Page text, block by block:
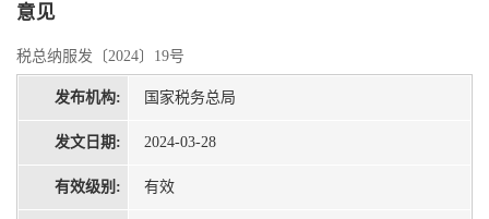
意见
税总纳服发〔2024〕19号
发布机构: 国家税务总局
发文日期: 2024-03-28
有效级别: 有效